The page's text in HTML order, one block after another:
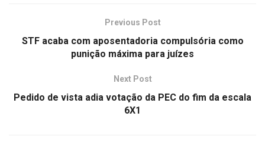
Previous Post
STF acaba com aposentadoria compulsória como
punição máxima para juízes
Next Post
Pedido de vista adia votação da PEC do fim da escala
6X1